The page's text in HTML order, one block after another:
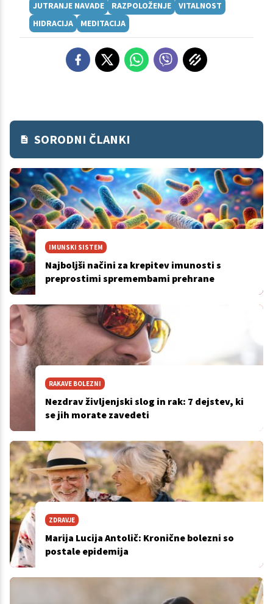
JUTRANJE NAVADE RAZPOLOŽENJE
VITALNOST
HIDRACIJA
MEDITACIJA
SORODNI ČLANKI
IMUNSKI SISTEM
Najboljši načini za krepitev imunosti s
preprostimi spremembami prehrane
RAKAVE BOLEZNI
Nezdrav življenjski slog in rak: 7 dejstev, ki
se jih morate zavedeti
ZDRAVJE
Marija Lucija Antolič: Kronične bolezni so
postale epidemija